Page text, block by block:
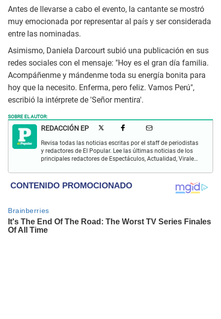
Antes de llevarse a cabo el evento, la cantante se mostró
muy emocionada por representar al país y ser considerada
entre las nominadas.
Asimismo, Daniela Darcourt subió una publicación en sus
redes sociales con el mensaje: "Hoy es el gran día familia.
Acompáñenme y mándenme toda su energía bonita para
hoy que la necesito. Enferma, pero feliz. Vamos Perú",
escribió la intérprete de 'Señor mentira'.
SOBRE EL AUTOR:
REDACCIÓN EP
Revisa todas las noticias escritas por el staff de periodistas
y redactores de El Popular. Lee las últimas noticias de los
principales redactores de Espectáculos, Actualidad, Virales,